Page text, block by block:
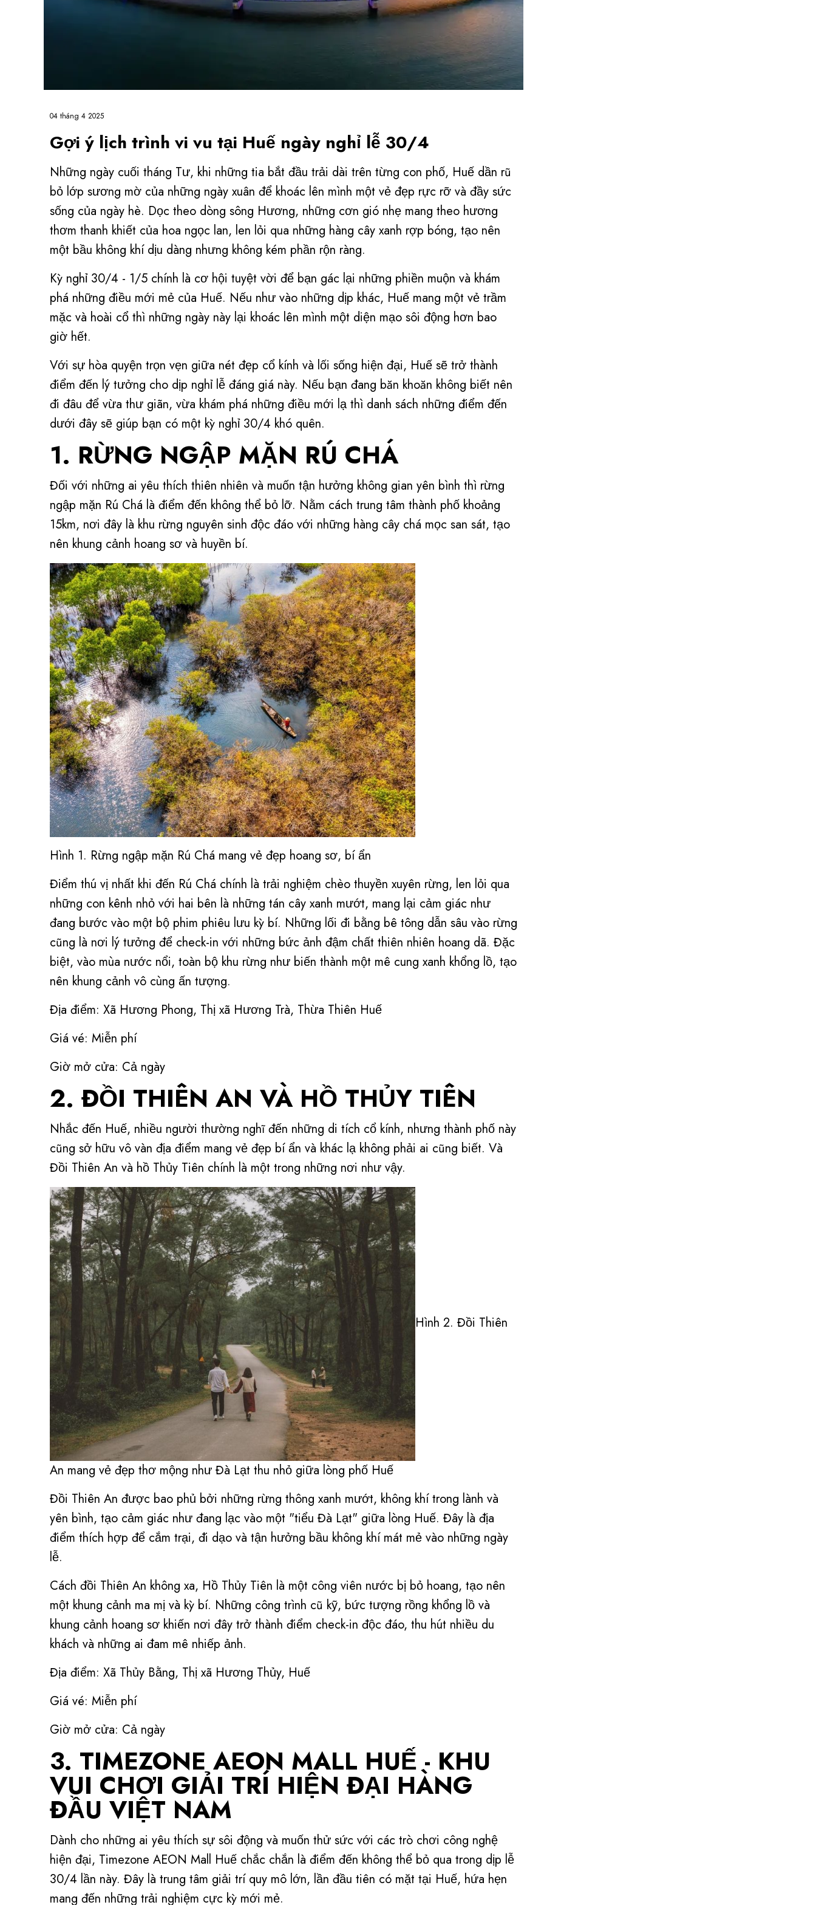
04 tháng 4 2025
Gợi ý lịch trình vi vu tại Huế ngày nghỉ lễ 30/4
Những ngày cuối tháng Tư, khi những tia bắt đầu trải dài trên từng con phố, Huế dần rũ
bỏ lớp sương mờ của những ngày xuân để khoác lên mình một vẻ đẹp rực rỡ và đầy sức
sống của ngày hè. Dọc theo dòng sông Hương, những cơn gió nhẹ mang theo hương
thơm thanh khiết của hoa ngọc lan, len lỏi qua những hàng cây xanh rợp bóng, tạo nên
một bầu không khí dịu dàng nhưng không kém phần rộn ràng.
Kỳ nghỉ 30/4 - 1/5 chính là cơ hội tuyệt vời để bạn gác lại những phiền muộn và khám
phá những điều mới mẻ của Huế. Nếu như vào những dịp khác, Huế mang một vẻ trầm
mặc và hoài cổ thì những ngày này lại khoác lên mình một diện mạo sôi động hơn bao
giờ hết.
Với sự hòa quyện trọn vẹn giữa nét đẹp cổ kính và lối sống hiện đại, Huế sẽ trở thành
điểm đến lý tưởng cho dịp nghỉ lễ đáng giá này. Nếu bạn đang băn khoăn không biết nên
đi đâu để vừa thư giãn, vừa khám phá những điều mới lạ thì danh sách những điểm đến
dưới đây sẽ giúp bạn có một kỳ nghỉ 30/4 khó quên.
1. RỪNG NGẬP MẶN RÚ CHÁ
Đối với những ai yêu thích thiên nhiên và muốn tận hưởng không gian yên bình thì rừng
ngập mặn Rú Chá là điểm đến không thể bỏ lỡ. Nằm cách trung tâm thành phố khoảng
15km, nơi đây là khu rừng nguyên sinh độc đáo với những hàng cây chá mọc san sát, tạo
nên khung cảnh hoang sơ và huyền bí.
Hình 1. Rừng ngập mặn Rú Chá mang vẻ đẹp hoang sơ, bí ẩn
Điểm thú vị nhất khi đến Rú Chá chính là trải nghiệm chèo thuyền xuyên rừng, len lỏi qua
những con kênh nhỏ với hai bên là những tán cây xanh mướt, mang lại cảm giác như
đang bước vào một bộ phim phiêu lưu kỳ bí. Những lối đi bằng bê tông dẫn sâu vào rừng
cũng là nơi lý tưởng để check-in với những bức ảnh đậm chất thiên nhiên hoang dã. Đặc
biệt, vào mùa nước nổi, toàn bộ khu rừng như biến thành một mê cung xanh khổng lồ, tạo
nên khung cảnh vô cùng ấn tượng.
Địa điểm: Xã Hương Phong, Thị xã Hương Trà, Thừa Thiên Huế
Giá vé: Miễn phí
Giờ mở cửa: Cả ngày
2. ĐỒI THIÊN AN VÀ HỒ THỦY TIÊN
Nhắc đến Huế, nhiều người thường nghĩ đến những di tích cổ kính, nhưng thành phố này
cũng sở hữu vô vàn địa điểm mang vẻ đẹp bí ẩn và khác lạ không phải ai cũng biết. Và
Đồi Thiên An và hồ Thủy Tiên chính là một trong những nơi như vậy.
Hình 2. Đồi Thiên
An mang vẻ đẹp thơ mộng như Đà Lạt thu nhỏ giữa lòng phố Huế
Đồi Thiên An được bao phủ bởi những rừng thông xanh mướt, không khí trong lành và
yên bình, tạo cảm giác như đang lạc vào một "tiểu Đà Lạt" giữa lòng Huế. Đây là địa
điểm thích hợp để cắm trại, đi dạo và tận hưởng bầu không khí mát mẻ vào những ngày
lễ.
Cách đồi Thiên An không xa, Hồ Thủy Tiên là một công viên nước bị bỏ hoang, tạo nên
một khung cảnh ma mị và kỳ bí. Những công trình cũ kỹ, bức tượng rồng khổng lồ và
khung cảnh hoang sơ khiến nơi đây trở thành điểm check-in độc đáo, thu hút nhiều du
khách và những ai đam mê nhiếp ảnh.
Địa điểm: Xã Thủy Bằng, Thị xã Hương Thủy, Huế
Giá vé: Miễn phí
Giờ mở cửa: Cả ngày
3. TIMEZONE AEON MALL HUẾ - KHU
VUI CHƠI GIẢI TRÍ HIỆN ĐẠI HÀNG
ĐẦU VIỆT NAM
Dành cho những ai yêu thích sự sôi động và muốn thử sức với các trò chơi công nghệ
hiện đại, Timezone AEON Mall Huế chắc chắn là điểm đến không thể bỏ qua trong dịp lễ
30/4 lần này. Đây là trung tâm giải trí quy mô lớn, lần đầu tiên có mặt tại Huế, hứa hẹn
mang đến những trải nghiệm cực kỳ mới mẻ.